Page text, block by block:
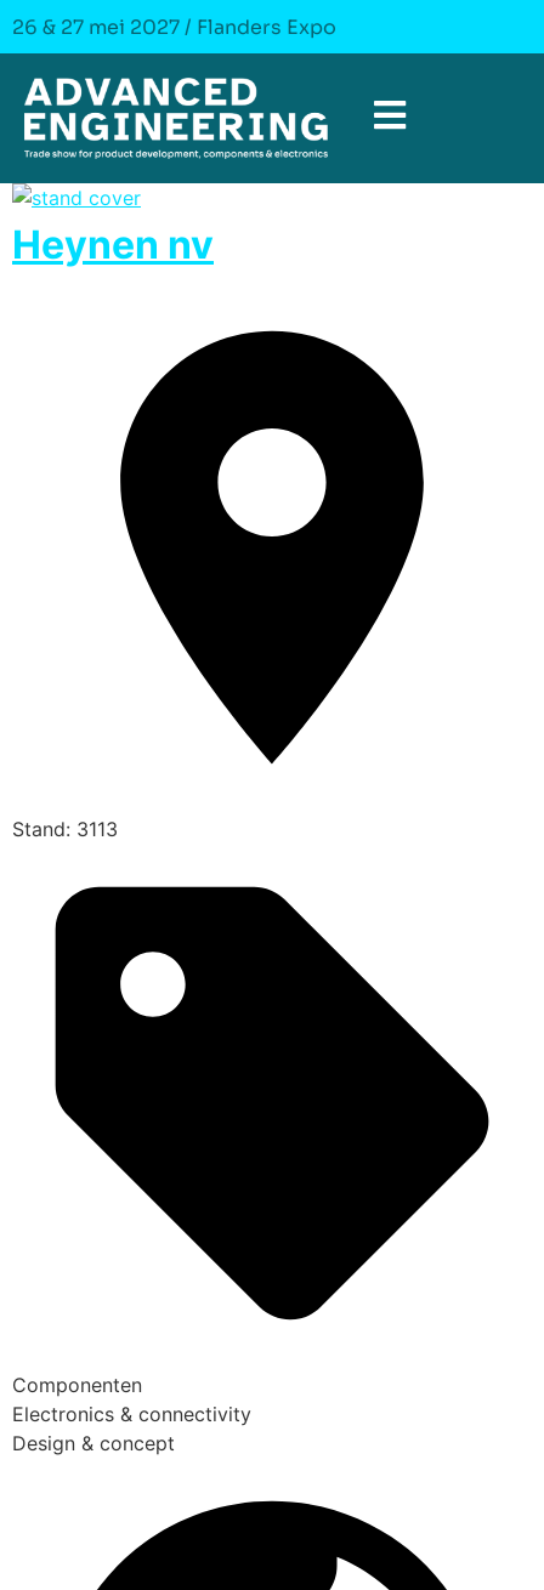
26 & 27 mei 2027 / Flanders Expo
Heynen nv
Stand: 3113
Componenten
Electronics & connectivity
Design & concept